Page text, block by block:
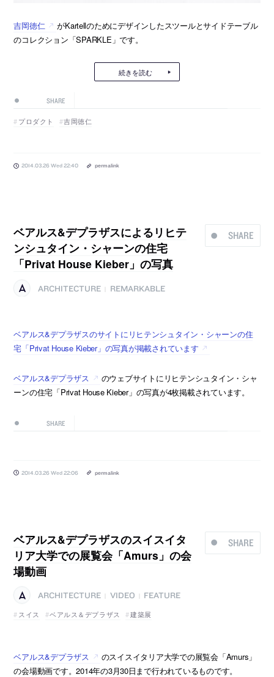
吉岡徳仁
がKartellのためにデザインしたスツールとサイドテーブル
のコレクション「SPARKLE」です。
続きを読む
SHARE
プロダクト 吉岡徳仁
2014.03.26 Wed 22:40 permalink
SHARE
ベアルス&デプラザスによるリヒテ
ンシュタイン・シャーンの住宅
「Privat House Kieber」の写真
ARCHITECTURE REMARKABLE
ベアルス&デプラザスのサイトにリヒテンシュタイン・シャーンの住
宅「Privat House Kieber」の写真が掲載されています
ベアルス&デプラザス
のウェブサイトにリヒテンシュタイン・シャ
ーンの住宅「Privat House Kieber」の写真が4枚掲載されています。
SHARE
2014.03.26 Wed 22:06 permalink
SHARE
ベアルス&デプラザスのスイスイタ
リア大学での展覧会「Amurs」の会
場動画
ARCHITECTURE VIDEO
FEATURE
スイス
ベアルス＆デプラザス 建築展
ベアルス&デプラザス
のスイスイタリア大学での展覧会「Amurs」
の会場動画です。2014年の3月30日まで行われているものです。